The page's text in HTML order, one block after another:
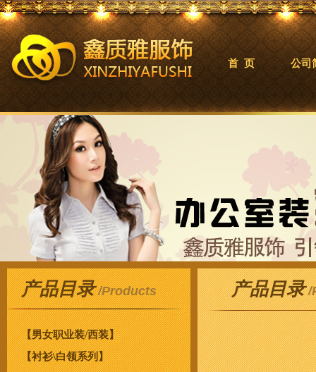
首 页 公司
产品目录 /Products
【男女职业装/西装】
【衬衫\白领系列】
产品目录 /